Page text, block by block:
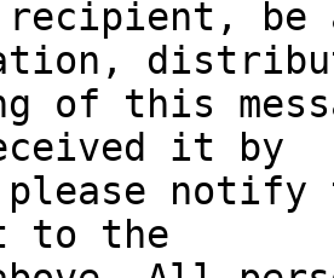
recipient, be
of this
it by
notify
to the